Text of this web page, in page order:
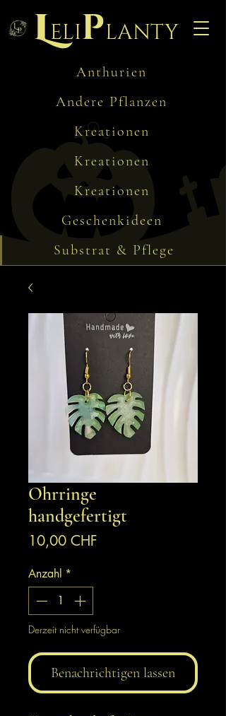
Leliplanty
Anthurien
Andere Pflanzen
Kreationen
Kreationen
Kreationen
Geschenkideen
Substrat & Pflege
Ohrringe
handgefertigt
10,00 CHF
Anzahl *
Derzeit nicht verfügbar
Benachrichtigen lassen